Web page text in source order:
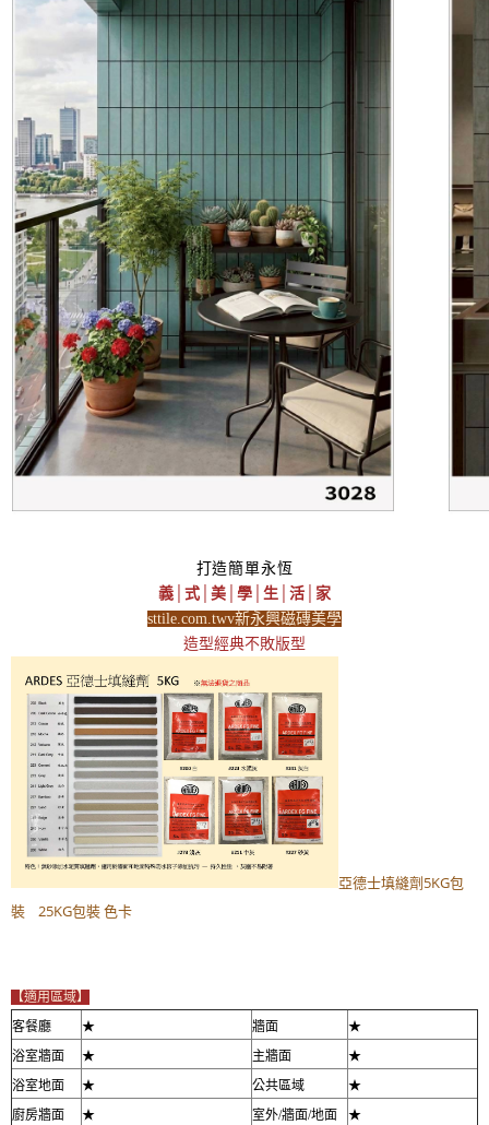
打造簡單永恆
義│式│美│學│生│活│家
sttile.com.twv新永興磁磚美學
造型經典不敗版型
亞德士填縫劑5KG包
裝 25KG包裝 色卡
【適用區域】
客餐廳
★ 牆面
★
浴室牆面
★ 主牆面
★
浴室地面
★ 公共區域
★
廚房牆面
★ 室外/牆面/地面 ★